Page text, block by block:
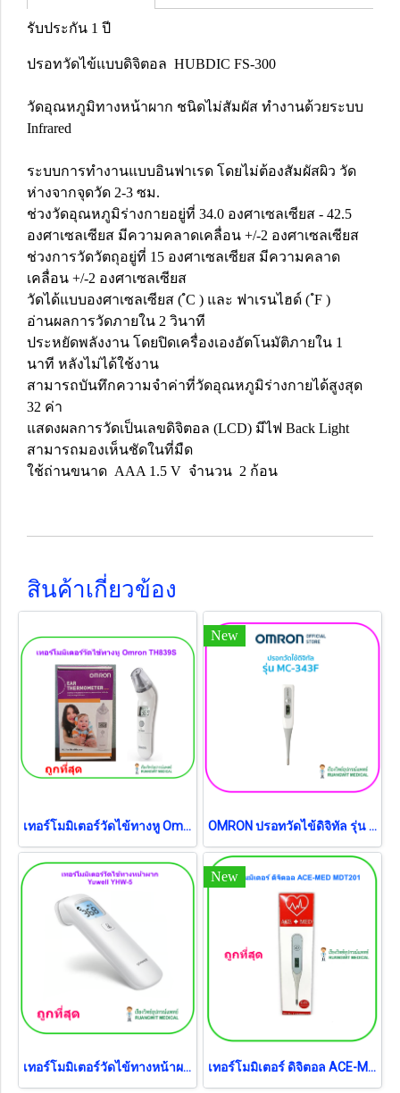
รับประกัน 1 ปี
ปรอทวัดไข้แบบดิจิตอล HUBDIC FS-300
วัดอุณหภูมิทางหน้าผาก ชนิดไม่สัมผัส ทำงานด้วยระบบ
Infrared
ระบบการทำงานแบบอินฟาเรด โดยไม่ต้องสัมผัสผิว วัด
ห่างจากจุดวัด 2-3 ซม.
ช่วงวัดอุณหภูมิร่างกายอยู่ที่ 34.0 องศาเซลเซียส - 42.5
องศาเซลเซียส มีความคลาดเคลื่อน +/-2 องศาเซลเซียส
ช่วงการวัดวัตถุอยู่ที่ 15 องศาเซลเซียส มีความคลาด
เคลื่อน +/-2 องศาเซลเซียส
วัดได้แบบองศาเซลเซียส ( ํC ) และ ฟาเรนไฮด์ ( ํF )
อ่านผลการวัดภายใน 2 วินาที
ประหยัดพลังงาน โดยปิดเครื่องเองอัตโนมัติภายใน 1
นาที หลังไม่ได้ใช้งาน
สามารถบันทึกความจำค่าที่วัดอุณหภูมิร่างกายได้สูงสุด
32 ค่า
แสดงผลการวัดเป็นเลขดิจิตอล (LCD) มีไฟ Back Light
สามารถมองเห็นชัดในที่มืด
ใช้ถ่านขนาด AAA 1.5 V จำนวน 2 ก้อน
สินค้าเกี่ยวข้อง
เทอร์โมมิเตอร์วัดไข้ทางหู Omron TH839S
New
OMRON ปรอทวัดไข้ดิจิทัล รุ่น MC-343F (รับประกัน 1 ปี)
เทอร์โมมิเตอร์วัดไข้ทางหน้าผาก Yuwell YHW-5 ประกันศูนย์ไทย 2 ปี
New
เทอร์โมมิเตอร์ ดิจิตอล ACE-MED MDT201